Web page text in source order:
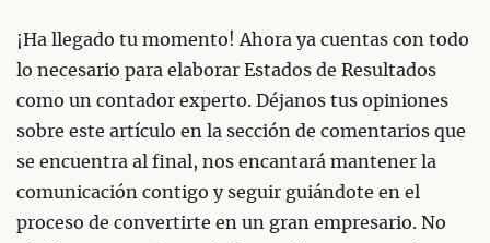
¡Ha llegado tu momento! Ahora ya cuentas con todo
lo necesario para elaborar Estados de Resultados
como un contador experto. Déjanos tus opiniones
sobre este artículo en la sección de comentarios que
se encuentra al final, nos encantará mantener la
comunicación contigo y seguir guiándote en el
proceso de convertirte en un gran empresario. No